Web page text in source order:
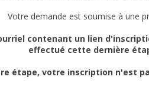
Votre demande est soumise à une
contenant un lien
effectué cette dernière
étape, votre inscription n'est